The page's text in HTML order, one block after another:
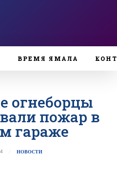
ВРЕМЯ ЯМАЛА
огнеборцы
пожар в
гараже
НОВОСТИ